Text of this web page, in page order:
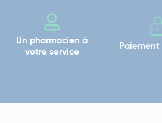
Un pharmacien à
votre service
Paiement